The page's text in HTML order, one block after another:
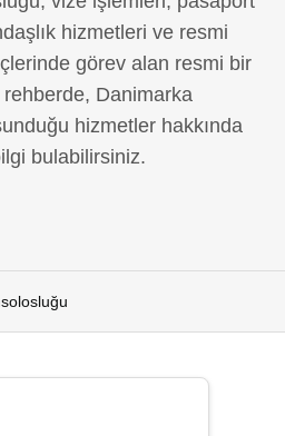
hizmetleri ve resmi
görev alan resmi bir
Danimarka
hizmetler hakkında
bulabilirsiniz.